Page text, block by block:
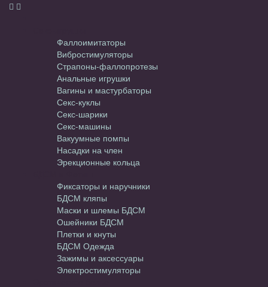
Фаллоимитаторы
Вибростимуляторы
Страпоны-фаллопротезы
Анальные игрушки
Вагины и мастурбаторы
Секс-куклы
Секс-шарики
Секс-машины
Вакуумные помпы
Насадки на член
Эрекционные кольца
Фиксаторы и наручники
БДСМ кляпы
Маски и шлемы БДСМ
Ошейники БДСМ
Плетки и кнуты
БДСМ Одежда
Зажимы и аксессуары
Электростимуляторы